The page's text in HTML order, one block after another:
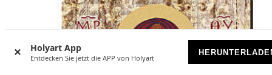
Holyart App
Entdecken Sie jetzt die APP von Holyart